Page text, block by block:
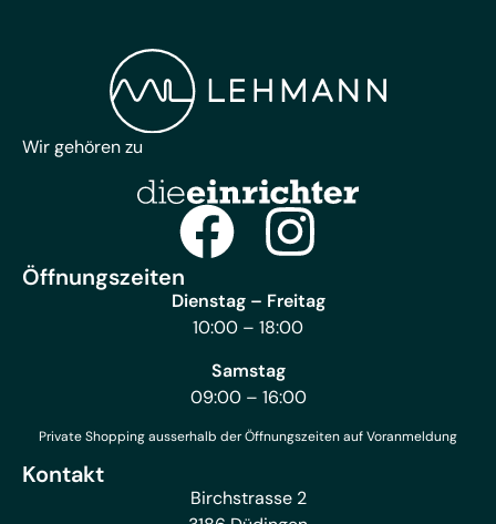
Wir gehören zu
Öffnungszeiten
Dienstag – Freitag
10:00 – 18:00
Samstag
09:00 – 16:00
Private Shopping ausserhalb der Öffnungszeiten auf Voranmeldung
Kontakt
Birchstrasse 2